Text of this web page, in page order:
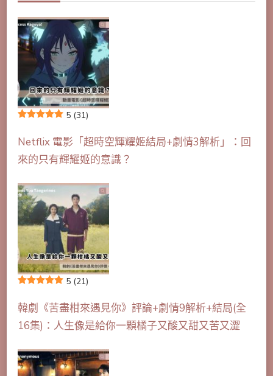
5 (31)
Netflix 電影「超時空輝耀姬結局+劇情3解析」：回
來的只有輝耀姬的意識？
5 (21)
韓劇《苦盡柑來遇見你》評論+劇情9解析+結局(全
16集)：人生像是給你一顆橘子又酸又甜又苦又澀